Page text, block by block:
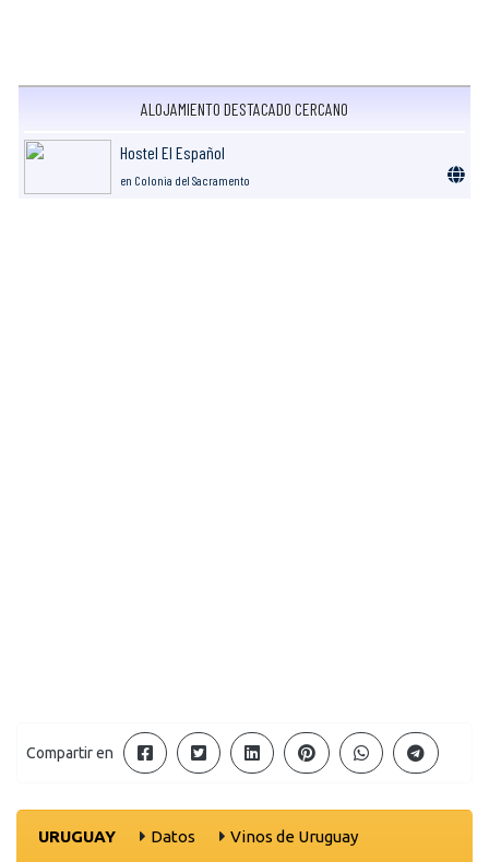
ALOJAMIENTO DESTACADO CERCANO
Hostel El Español
en Colonia del Sacramento
Compartir en
URUGUAY Datos
Vinos de Uruguay